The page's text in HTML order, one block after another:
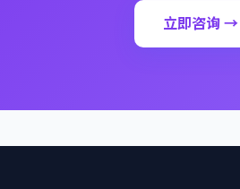
立即咨询 →